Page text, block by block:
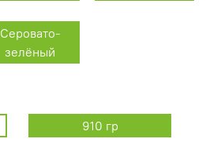
Серовато-
зелёный
910 гр